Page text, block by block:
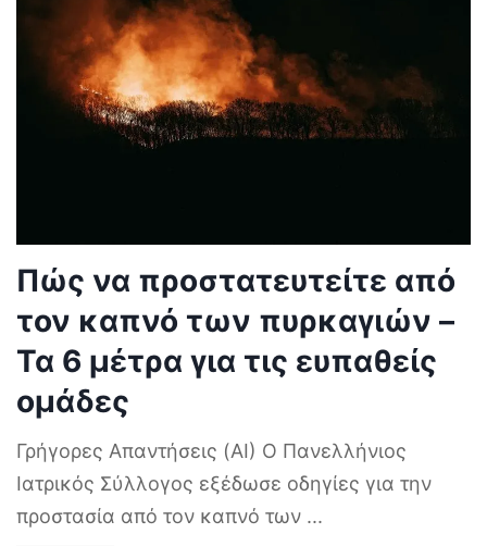
Πώς να προστατευτείτε από
τον καπνό των πυρκαγιών –
Τα 6 μέτρα για τις ευπαθείς
ομάδες
Γρήγορες Απαντήσεις (AI) Ο Πανελλήνιος
Ιατρικός Σύλλογος εξέδωσε οδηγίες για την
προστασία από τον καπνό των ...